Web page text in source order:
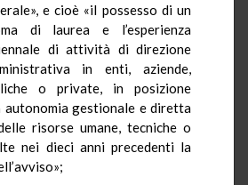
e cioè «il possesso di un
di laurea e l’esperienza
di attività di direzione
in enti, aziende,
o private, in posizione
autonomia gestionale e diretta
risorse umane, tecniche o
nei dieci anni precedenti la